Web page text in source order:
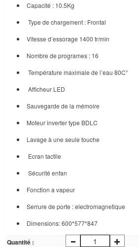
Capacité : 10.5Kg
Type de chargement : Frontal
Vitesse d’essorage 1400 tr/min
Nombre de programes : 16
Température maximale de l’eau 80C°
Afficheur LED
Sauvegarde de la mémoire
Moteur inverter type BDLC
Lavage à une seule touche
Ecran tactile
Sécurité enfan
Fonction a vapeur
Serrure de porte : electromagnetique
Dimensions: 600*577*847
Quantité :